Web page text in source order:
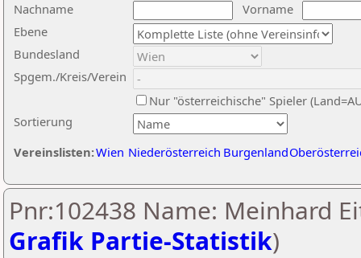
Nachname
Vorname
Ebene
Sortierung
Bundesland
Spgem./Kreis/Verein
Nur "österreichische" Spieler
Vereinslisten:Wien Niederösterreich Burgenland
Pnr:102438 Name: Meinhard
Grafik Partie-Statistik)